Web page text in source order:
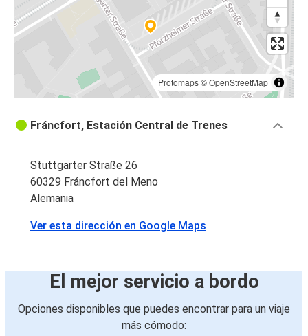
Protomaps©OpenStreetMap
Fráncfort, Estación Central de Trenes
Stuttgarter Straße 26
60329 Fráncfort del Meno
Alemania
Ver esta dirección en Google Maps
El mejor servicio a bordo
Opciones disponibles que puedes encontrar para un viaje
más cómodo: